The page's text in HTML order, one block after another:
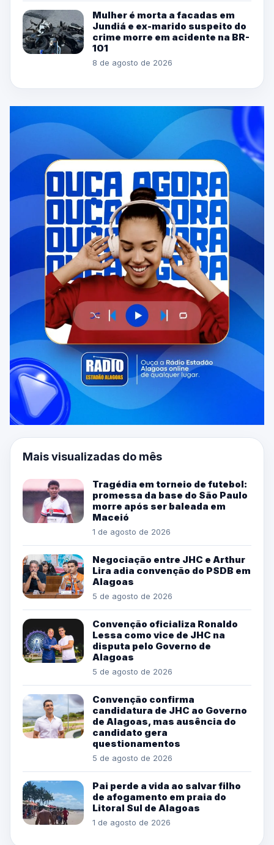
Mulher é morta a facadas em
Jundiá e ex-marido suspeito do
crime morre em acidente na BR-
101
8 de agosto de 2026
Mais visualizadas do mês
Tragédia em torneio de futebol:
promessa da base do São Paulo
morre após ser baleada em
Maceió
1 de agosto de 2026
Negociação entre JHC e Arthur
Lira adia convenção do PSDB em
Alagoas
5 de agosto de 2026
Convenção oficializa Ronaldo
Lessa como vice de JHC na
disputa pelo Governo de
Alagoas
5 de agosto de 2026
Convenção confirma
candidatura de JHC ao Governo
de Alagoas, mas ausência do
candidato gera
questionamentos
5 de agosto de 2026
Pai perde a vida ao salvar filho
de afogamento em praia do
Litoral Sul de Alagoas
1 de agosto de 2026